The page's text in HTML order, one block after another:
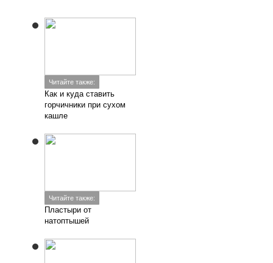
Читайте также:
Как и куда ставить
горчичники при сухом
кашле
Читайте также:
Пластыри от
натоптышей